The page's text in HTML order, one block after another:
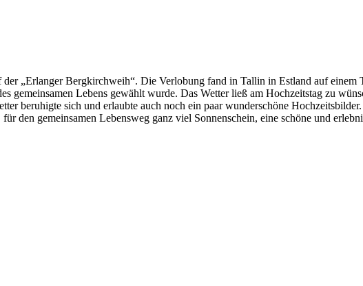
„Erlanger Bergkirchweih“. Die Verlobung fand in Tallin in Estland auf
gemeinsamen Lebens gewählt wurde. Das Wetter ließ am Hochzeitstag zu
beruhigte sich und erlaubte auch noch ein paar wunderschöne
den gemeinsamen Lebensweg ganz viel Sonnenschein, eine schöne und